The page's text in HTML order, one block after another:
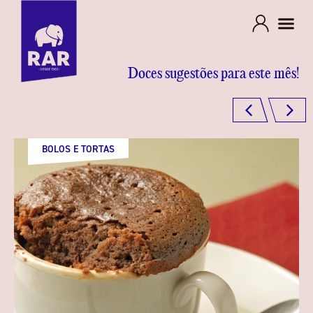
BOLOS E TORTAS
SOBREMESAS
SOBREMESAS
DOCES TRADICIONAIS
BOLOS E TORTAS
Doces sugestões para este mês!